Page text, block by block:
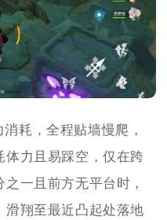
耗，全程贴墙慢爬，
力且易踩空，仅在跨
一且前方无平台时，
滑翔至最近凸起处落地